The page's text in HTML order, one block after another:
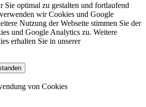
Sie optimal zu gestalten und fortlaufend
wir Cookies und Google
Nutzung der Webseite stimmen Sie der
und Google Analytics zu. Weitere
erhalten Sie in unserer
von Cookies